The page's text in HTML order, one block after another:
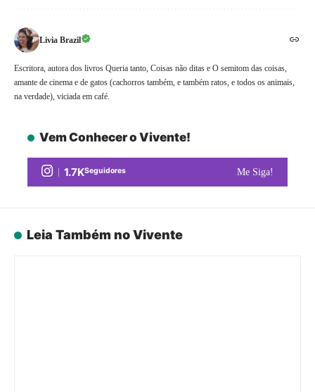
Livia Brazil
Escritora, autora dos livros Queria tanto, Coisas não ditas e O semitom das coisas,
amante de cinema e de gatos (cachorros também, e também ratos, e todos os animais,
na verdade), viciada em café.
Vem Conhecer o Vivente!
1.7KSeguidores Me Siga!
Leia Também no Vivente